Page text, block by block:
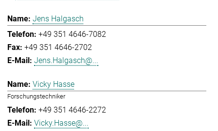
Jens Halgasch
+49 351 4646-7082
+49 351 4646-2702
Jens.Halgasch@...
Vicky Hasse
Forschungstechniker
+49 351 4646-2272
Vicky.Hasse@...